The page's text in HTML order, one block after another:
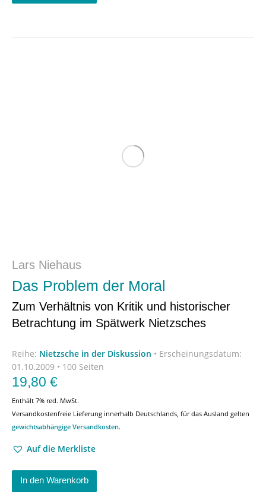
Lars Niehaus
Das Problem der Moral
Zum Verhältnis von Kritik und historischer
Betrachtung im Spätwerk Nietzsches
Reihe: Nietzsche in der Diskussion • Erscheinungsdatum:
01.10.2009 • 100 Seiten
19,80 €
Enthält 7% red. MwSt.
Versandkostenfreie Lieferung innerhalb Deutschlands, für das Ausland gelten
gewichtsabhängige Versandkosten.
Auf die Merkliste
In den Warenkorb